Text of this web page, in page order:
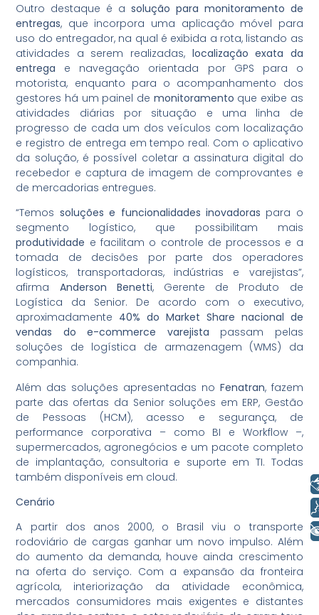
Outro destaque é a solução para monitoramento de
entregas, que incorpora uma aplicação móvel para
uso do entregador, na qual é exibida a rota, listando as
atividades a serem realizadas, localização exata da
entrega e navegação orientada por GPS para o
motorista, enquanto para o acompanhamento dos
gestores há um painel de monitoramento que exibe as
atividades diárias por situação e uma linha de
progresso de cada um dos veículos com localização
e registro de entrega em tempo real. Com o aplicativo
da solução, é possível coletar a assinatura digital do
recebedor e captura de imagem de comprovantes e
de mercadorias entregues.
“Temos soluções e funcionalidades inovadoras para o
segmento logístico, que possibilitam mais
produtividade e facilitam o controle de processos e a
tomada de decisões por parte dos operadores
logísticos, transportadoras, indústrias e varejistas”,
afirma Anderson Benetti, Gerente de Produto de
Logística da Senior. De acordo com o executivo,
aproximadamente 40% do Market Share nacional de
vendas do e-commerce varejista passam pelas
soluções de logística de armazenagem (WMS) da
companhia.
Além das soluções apresentadas no Fenatran, fazem
parte das ofertas da Senior soluções em ERP, Gestão
de Pessoas (HCM), acesso e segurança, de
performance corporativa – como BI e Workflow –,
supermercados, agronegócios e um pacote completo
de implantação, consultoria e suporte em TI. Todas
também disponíveis em cloud.
Cenário
A partir dos anos 2000, o Brasil viu o transporte
rodoviário de cargas ganhar um novo impulso. Além
do aumento da demanda, houve ainda crescimento
na oferta do serviço. Com a expansão da fronteira
agrícola, interiorização da atividade econômica,
mercados consumidores mais exigentes e distantes
+ Acessibilidade